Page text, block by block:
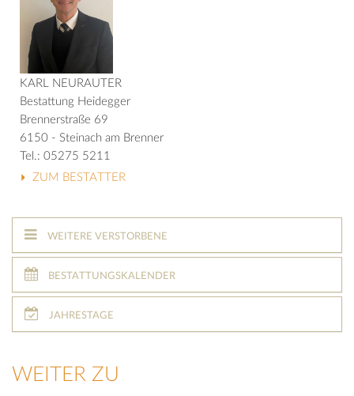
KARL NEURAUTER
Bestattung Heidegger
Brennerstraße 69
6150 - Steinach am Brenner
Tel.: 05275 5211
ZUM BESTATTER
WEITERE VERSTORBENE
BESTATTUNGSKALENDER
JAHRESTAGE
WEITER ZU